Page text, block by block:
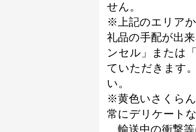
せん。
※上記のエリア
礼品の手配が出
ンセル」または
ていただきます
い。
※黄色いさくら
常にデリケートな
輸送中の衝撃